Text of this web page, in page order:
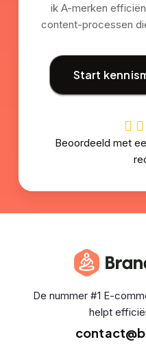
ik A-merken
content-processen
Start
Beoordeeld met
De nummer #1 E-
helpt